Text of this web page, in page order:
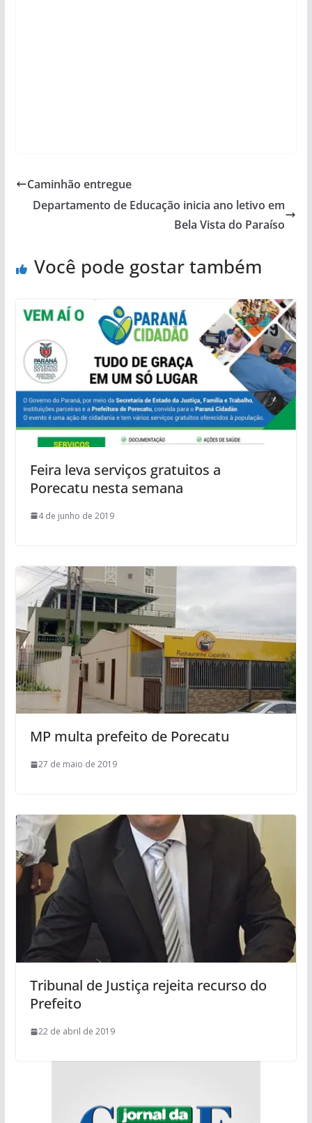
Caminhão entregue
Departamento de Educação inicia ano letivo em
Bela Vista do Paraíso
Você pode gostar também
Feira leva serviços gratuitos a
Porecatu nesta semana
4 de junho de 2019
MP multa prefeito de Porecatu
27 de maio de 2019
Tribunal de Justiça rejeita recurso do
Prefeito
22 de abril de 2019